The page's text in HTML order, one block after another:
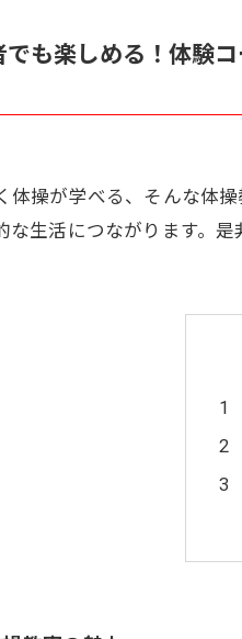
も楽しめる！体験
体操が学べる、そんな体
な生活につながります。